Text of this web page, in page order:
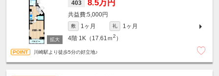
403 8.5万円
5,000円
敷 1ヶ月 礼
1ヶ月
4階 1K（17.61ｍ2 ）
川崎駅より徒歩5分の好立地♪